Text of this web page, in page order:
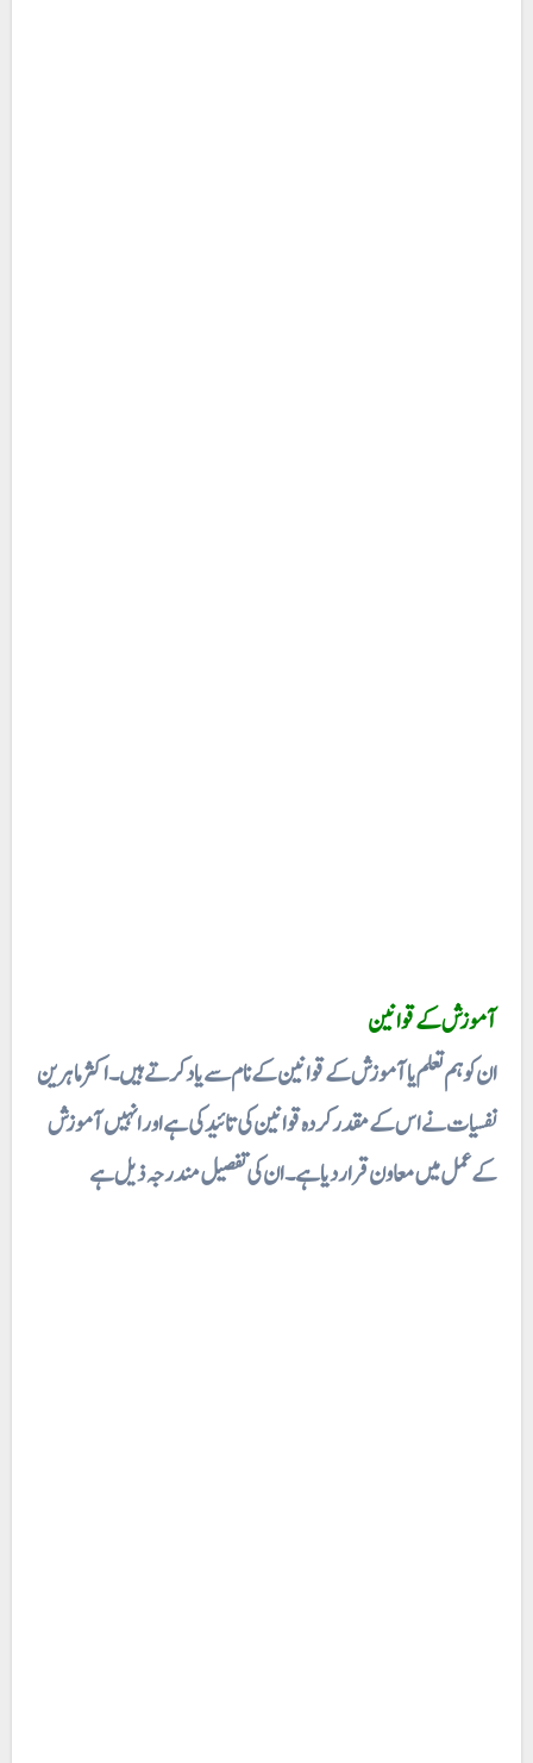
آموزش کے قوانین
ان کو ہم تعلم یا آموزش کے قوانین کے نام سے یاد کرتے ہیں۔ اکثر ماہرین
نفسیات نے اس کے مقدر کردہ قوانین کی تائید کی ہےاور انہیں آموزش
کے عمل میں معاون قرار دیا ہے۔ ان کی تفصیل مندرجہ ذیل ہے